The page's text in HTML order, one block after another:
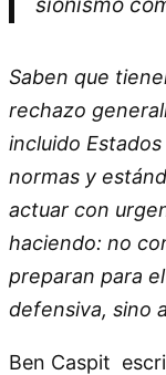
sionismo
Saben que
rechazo
incluido
normas y
actuar con
haciendo: no
preparan para
defensiva, sino
Ben Caspit